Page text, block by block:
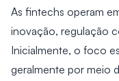
As fintechs operam
inovação, regulação
Inicialmente, o foco
geralmente por meio